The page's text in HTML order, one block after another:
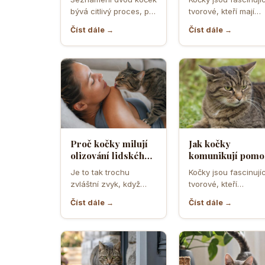
teritoriálním
válkám
bývá citlivý proces, při
minuty, pachy,
prostředí i…
Číst dále →
projev radosti
hrozbu
tvorové, kteří mají
komunikace a
světa. Když se…
Číst dále →
Proč kočky milují
olizování lidského
potu a co je na něm
tak láká
Je to tak trochu
zvláštní zvyk, když
vaše kočka přijde a
začne vám olizovat…
Číst dále →
Jak kočky
komunikují
uší a co znamená
když je otočí
dozadu jako
Kočky jsou
tvorové, kteří
komunikují mnoha
způsoby, ale často
podceňovaným
prostředkem jejich
vyjádření…
Číst dále →